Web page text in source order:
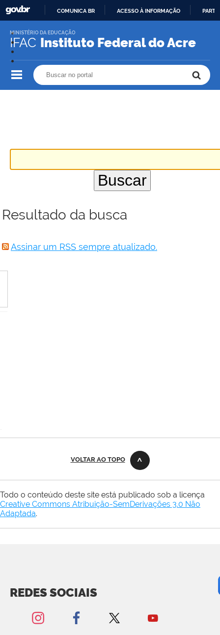
O
COMUNICA BR ACESSO À INFORMAÇÃO
IFAC Instituto Federal do Acre
MINISTÉRIO DA EDUCAÇÃO
Resultado da busca
Assinar um RSS sempre atualizado.
VOLTAR AO TOPO
Todo o conteúdo deste site está publicado sob a licença
Creative Commons Atribuição-SemDerivações 3.0 Não
Adaptada.
REDES SOCIAIS